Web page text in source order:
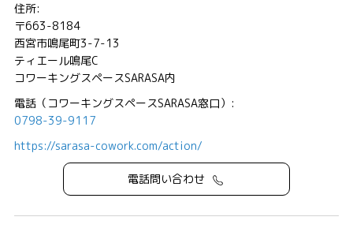
住所:
〒663-8184
西宮市鳴尾町3-7-13
ティエール鳴尾C
コワーキングスペースSARASA内
電話（コワーキングスペースSARASA窓口）:
0798-39-9117
https://sarasa-cowork.com/action/
電話問い合わせ